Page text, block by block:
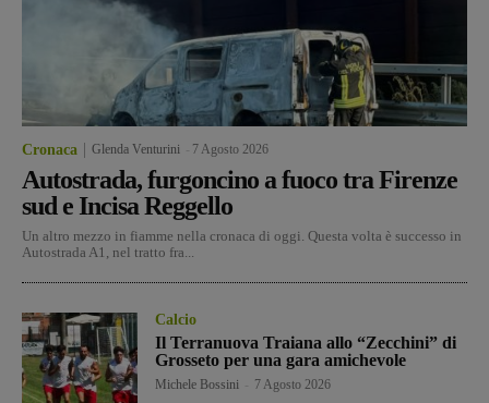
Cronaca Glenda Venturini 7 Agosto 2026
Autostrada, furgoncino a fuoco tra Firenze
sud e Incisa Reggello
Un altro mezzo in fiamme nella cronaca di oggi. Questa volta è successo in
Autostrada A1, nel tratto fra...
Calcio
Il Terranuova Traiana allo “Zecchini” di
Grosseto per una gara amichevole
Michele Bossini 7 Agosto 2026